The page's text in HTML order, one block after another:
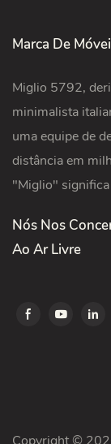
Marca De
Miglio 5792,
minimalista
uma equipe de
distância em
"Miglio"
Nós Nos
Ao Ar Livre